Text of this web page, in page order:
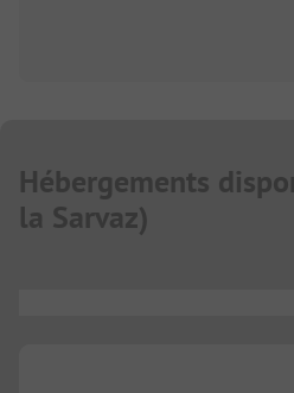
Hébergements
la Sarvaz)